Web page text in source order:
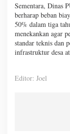
Sementara, Dinas
berharap beban
50% dalam tiga
menekankan agar
standar teknis dan
infrastruktur desa
Editor: Joel